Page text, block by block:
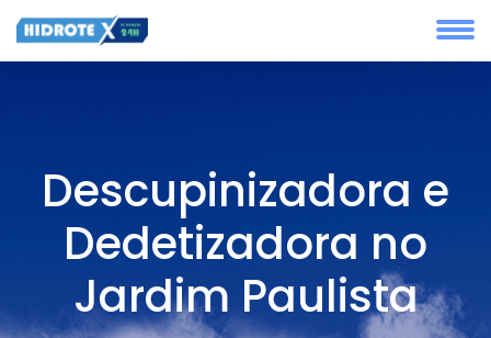
Descupinizadora e
Dedetizadora no
Jardim Paulista